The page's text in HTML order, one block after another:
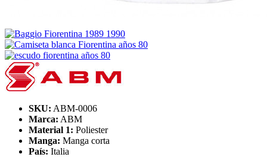
SKU: ABM-0006
Marca: ABM
Material 1: Poliester
Manga: Manga corta
País: Italia